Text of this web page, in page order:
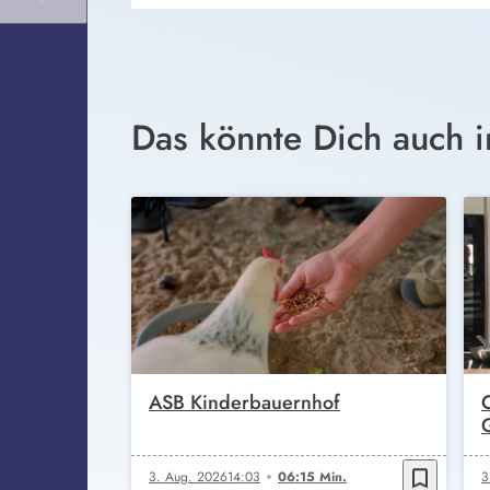
Das könnte Dich auch
ASB Kinderbauernhof
3. Aug. 202614:03 06:15 Min. bookmark_border